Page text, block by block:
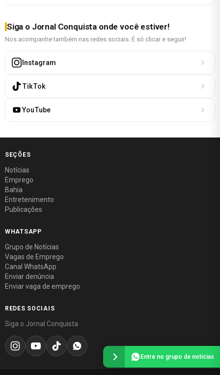
Siga o Jornal Conquista onde você estiver!
Nos acompanhe também nas redes sociais. É só clicar e seguir!
Instagram
TikTok
YouTube
SEÇÕES
Notícias
Emprego
Bahia
Entretenimento
Publicações
WHATSAPP
Grupo de Notícias
Vagas de Emprego
Canal WhatsApp
Enviar denúncia
Enviar vaga de emprego
REDES SOCIAIS
Siga o Jornal Conquista
Entre no grupo de notícias